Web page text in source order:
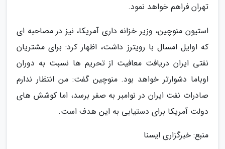
تهران فراهم خواهد نمود.
استیون منوچین، وزیر خزانه داری آمریکا، نیز در مصاحبه ای
که اوایل امسال با رویترز داشت، اظهار کرد: برای مشتریان
نفتی ایران دریافت معافیت از تحریم ها نسبت به دوران
اوباما دشوارتر خواهد بود. منوچین گفت: من انتظار ندارم
صادرات نفت ایران در نوامبر به صفر برسد، اما کوشش های
دولت آمریکا برای دستیابی به این هدف است.
منبع: خبرگزاری ایسنا